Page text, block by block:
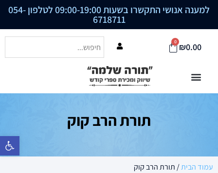
פתח סרגל
למענה אנושי התקשרו בשעות 09:00-19:00 לטלפון 054-
6718711
₪0.00
0
תורת הרב קוק
עמוד הבית/ תורת הרב קוק